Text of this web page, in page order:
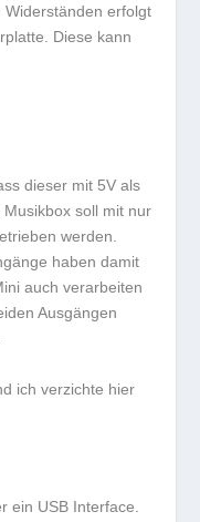
Widerständen erfolgt
Diese kann
dieser mit 5V als
soll mit nur
werden.
haben damit
auch verarbeiten
Ausgängen
ich verzichte hier
ein USB Interface.